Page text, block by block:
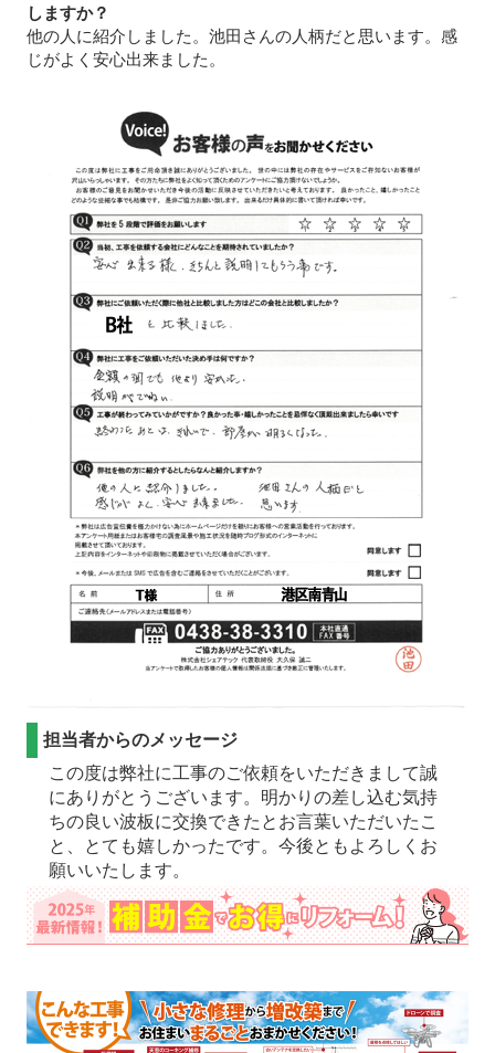
しますか？
他の人に紹介しました。池田さんの人柄だと思います。感
じがよく安心出来ました。
担当者からのメッセージ
この度は弊社に工事のご依頼をいただきまして誠
にありがとうございます。明かりの差し込む気持
ちの良い波板に交換できたとお言葉いただいたこ
と、とても嬉しかったです。今後ともよろしくお
願いいたします。